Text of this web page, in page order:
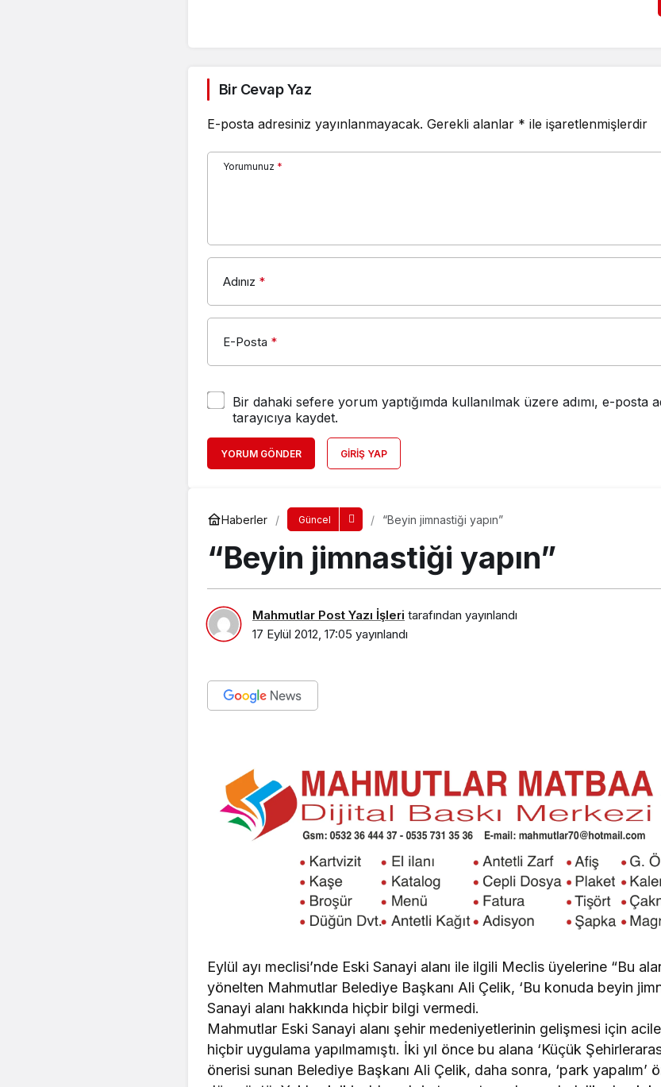
Bir Cevap Yaz
E-posta adresiniz yayınlanmayacak. Gerekli alanlar * ile işaretlenmişlerdir
Yorumunuz *
Adınız *
E-Posta *
Bir dahaki sefere yorum yaptığımda kullanılmak üzere adımı, e-posta
tarayıcıya kaydet.
YORUM GÖNDER GIRIŞ YAP
Haberler Güncel “Beyin jimnastiği yapın”
“Beyin jimnastiği yapın”
Mahmutlar Post Yazı İşleri tarafından yayınlandı
17 Eylül 2012, 17:05 yayınlandı
Eylül ayı meclisi’nde Eski Sanayi alanı ile ilgili Meclis üyelerine “Bu
yönelten Mahmutlar Belediye Başkanı Ali Çelik, ‘Bu konuda beyin
Sanayi alanı hakkında hiçbir bilgi vermedi.
Mahmutlar Eski Sanayi alanı şehir medeniyetlerinin gelişmesi için
hiçbir uygulama yapılmamıştı. İki yıl önce bu alana ‘Küçük
önerisi sunan Belediye Başkanı Ali Çelik, daha sonra, ‘park yapalım’